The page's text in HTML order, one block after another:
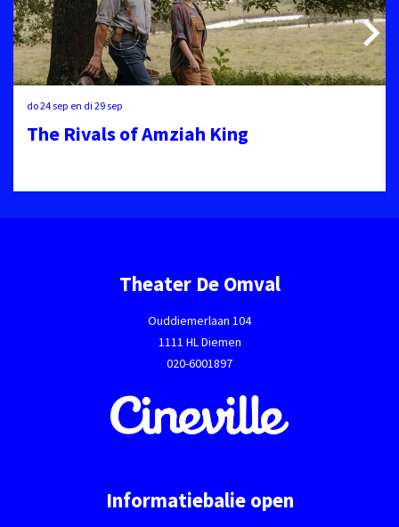
The Rivals of Amziah King
do 24 sep en di 29 sep
Theater De Omval
Ouddiemerlaan 104
1111 HL Diemen
020-6001897
Informatiebalie open